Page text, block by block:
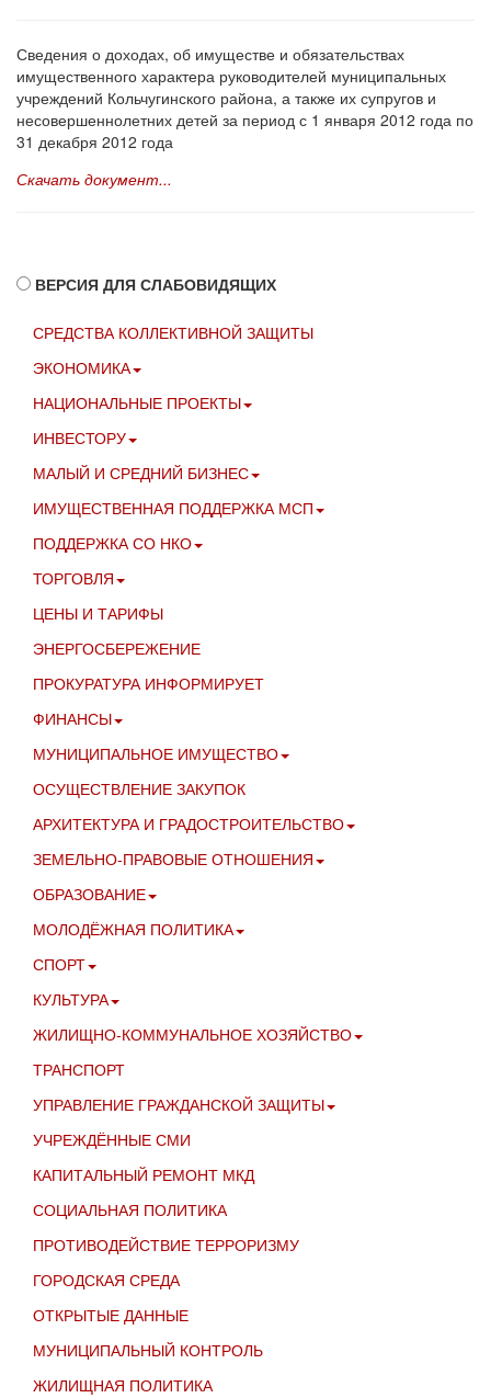
Сведения о доходах, об имуществе и обязательствах
имущественного характера руководителей муниципальных
учреждений Кольчугинского района, а также их супругов и
несовершеннолетних детей за период с 1 января 2012 года по
31 декабря 2012 года
Скачать документ...
ВЕРСИЯ ДЛЯ СЛАБОВИДЯЩИХ
СРЕДСТВА КОЛЛЕКТИВНОЙ ЗАЩИТЫ
ЭКОНОМИКА
НАЦИОНАЛЬНЫЕ ПРОЕКТЫ
ИНВЕСТОРУ
МАЛЫЙ И СРЕДНИЙ БИЗНЕС
ИМУЩЕСТВЕННАЯ ПОДДЕРЖКА МСП
ПОДДЕРЖКА СО НКО
ТОРГОВЛЯ
ЦЕНЫ И ТАРИФЫ
ЭНЕРГОСБЕРЕЖЕНИЕ
ПРОКУРАТУРА ИНФОРМИРУЕТ
ФИНАНСЫ
МУНИЦИПАЛЬНОЕ ИМУЩЕСТВО
ОСУЩЕСТВЛЕНИЕ ЗАКУПОК
АРХИТЕКТУРА И ГРАДОСТРОИТЕЛЬСТВО
ЗЕМЕЛЬНО-ПРАВОВЫЕ ОТНОШЕНИЯ
ОБРАЗОВАНИЕ
МОЛОДЁЖНАЯ ПОЛИТИКА
СПОРТ
КУЛЬТУРА
ЖИЛИЩНО-КОММУНАЛЬНОЕ ХОЗЯЙСТВО
ТРАНСПОРТ
УПРАВЛЕНИЕ ГРАЖДАНСКОЙ ЗАЩИТЫ
УЧРЕЖДЁННЫЕ СМИ
КАПИТАЛЬНЫЙ РЕМОНТ МКД
СОЦИАЛЬНАЯ ПОЛИТИКА
ПРОТИВОДЕЙСТВИЕ ТЕРРОРИЗМУ
ГОРОДСКАЯ СРЕДА
ОТКРЫТЫЕ ДАННЫЕ
МУНИЦИПАЛЬНЫЙ КОНТРОЛЬ
ЖИЛИЩНАЯ ПОЛИТИКА